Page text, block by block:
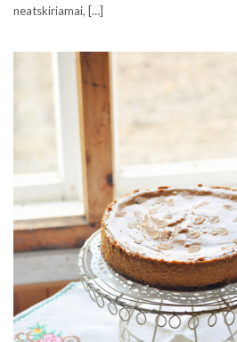
neatskiriamai, […]